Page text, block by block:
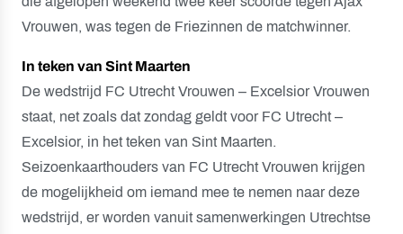
Vrouwen, was tegen de Friezinnen de matchwinner.
In teken van Sint Maarten
De wedstrijd FC Utrecht Vrouwen – Excelsior Vrouwen
staat, net zoals dat zondag geldt voor FC Utrecht –
Excelsior, in het teken van Sint Maarten.
Seizoenkaarthouders van FC Utrecht Vrouwen krijgen
de mogelijkheid om iemand mee te nemen naar deze
wedstrijd, er worden vanuit samenwerkingen Utrechtse